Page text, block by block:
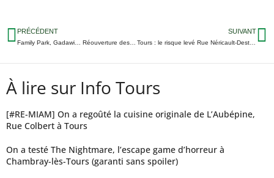
PRÉCÉDENT SUIVANT
Tours : le risque levé Rue Néricault-Destouches, la circulation peut reprendre
À lire sur Info Tours
[#RE-MIAM] On a regoûté la cuisine originale de L’Aubépine,
Rue Colbert à Tours
On a testé The Nightmare, l’escape game d’horreur à
Chambray-lès-Tours (garanti sans spoiler)